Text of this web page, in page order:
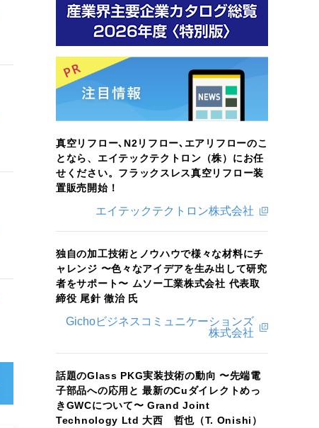
真空リフロー､N2リフロー､エアリフローのこ
となら、エイテックテクトロン（株）にお任
せください。フラックスレス真空リフロー装
置販売開始！
エイテックテクトロン株式会社
独自の加工技術とノウハウで様々な材料にチ
ャレンジ 〜色々なアイデアを生み出して研究
者をサポート〜 ムソー工業株式会社 代表取
締役 尾針 徹治 氏
Gichoビジネスコミュニケーションズ
株式会社
話題のGlass PKG実装技術の動向 〜先端電
子部品への応用と 最新のCuダイレクトめっ
きGWCについて〜 Grand Joint
Technology Ltd 大西 哲也（T. Onishi）